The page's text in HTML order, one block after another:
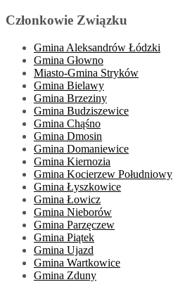
Członkowie Związku
Gmina Aleksandrów Łódzki
Gmina Głowno
Miasto-Gmina Stryków
Gmina Bielawy
Gmina Brzeziny
Gmina Budziszewice
Gmina Chąśno
Gmina Dmosin
Gmina Domaniewice
Gmina Kiernozia
Gmina Kocierzew Południowy
Gmina Łyszkowice
Gmina Łowicz
Gmina Nieborów
Gmina Parzęczew
Gmina Piątek
Gmina Ujazd
Gmina Wartkowice
Gmina Zduny